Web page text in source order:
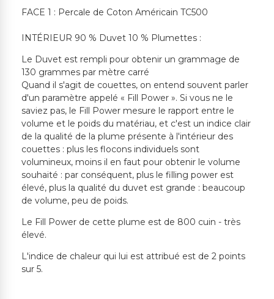
FACE 1 : Percale de Coton Américain TC500
INTÉRIEUR 90 % Duvet 10 % Plumettes :
Le Duvet est rempli pour obtenir un grammage de
130 grammes par mètre carré
Quand il s'agit de couettes, on entend souvent parler
d'un paramètre appelé « Fill Power ». Si vous ne le
saviez pas, le Fill Power mesure le rapport entre le
volume et le poids du matériau, et c'est un indice clair
de la qualité de la plume présente à l'intérieur des
couettes : plus les flocons individuels sont
volumineux, moins il en faut pour obtenir le volume
souhaité : par conséquent, plus le filling power est
élevé, plus la qualité du duvet est grande : beaucoup
de volume, peu de poids.
Le Fill Power de cette plume est de 800 cuin - très
élevé.
L'indice de chaleur qui lui est attribué est de 2 points
sur 5.